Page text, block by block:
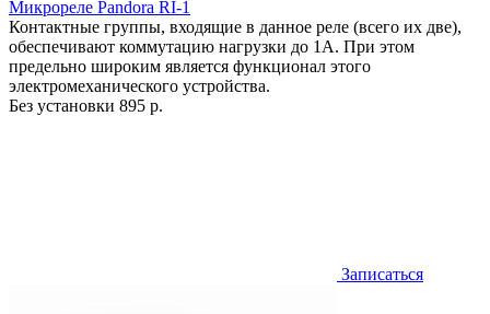
Микрореле Pandora RI-1
Контактные группы, входящие в данное реле (всего их две),
обеспечивают коммутацию нагрузки до 1А. При этом
предельно широким является функционал этого
электромеханического устройства.
Без установки 895 р.
Записаться